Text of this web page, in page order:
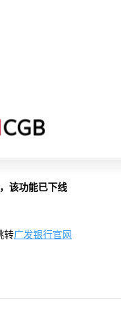
该功能已下线
转广发银行官网